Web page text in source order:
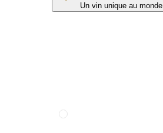
Un vin unique au monde